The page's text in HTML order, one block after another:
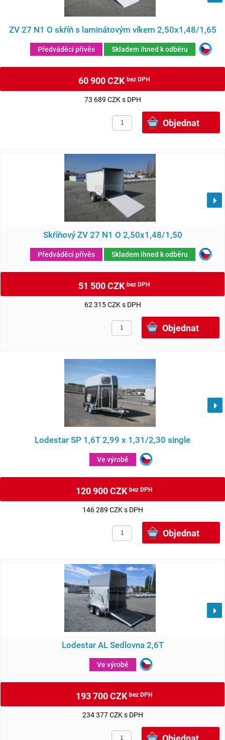
ZV 27 N1 O skříň s laminátovým víkem 2,50x1,48/1,65
Předváděcí přívěs Skladem ihned k odběru
60 900 CZKbez DPH
73 689 CZK s DPH
Skříňový ZV 27 N1 O 2,50x1,48/1,50
Předváděcí přívěs Skladem ihned k odběru
51 500 CZKbez DPH
62 315 CZK s DPH
Lodestar SP 1,6T 2,99 x 1,31/2,30 single
Ve výrobě
120 900 CZKbez DPH
146 289 CZK s DPH
Lodestar AL Sedlovna 2,6T
Ve výrobě
193 700 CZKbez DPH
234 377 CZK s DPH